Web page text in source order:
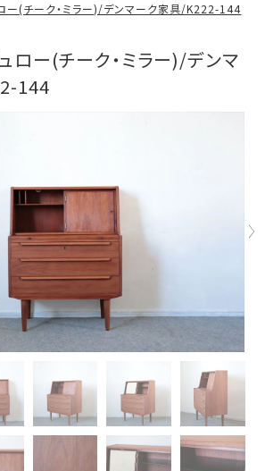
ー(チーク・ミラー)/デンマーク家具/K222-144
ロー(チーク・ミラー)/デンマ
144